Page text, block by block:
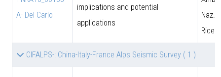
A- Del Carlo
implications and potential
applications
Naz.
CIFALPS-: China-Italy-France Alps Seismic Survey ( 1 )